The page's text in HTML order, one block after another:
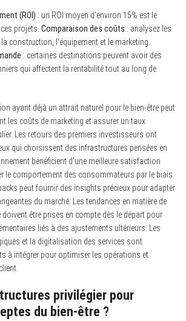
(ROI) : un ROI moyen d’environ 15% est le
projets. Comparaison des coûts : analysez les
construction, l’équipement et le marketing.
: certaines destinations peuvent avoir des
qui affectent la rentabilité tout au long de
ayant déjà un attrait naturel pour le bien-être peut
les coûts de marketing et assurer un taux
Les retours des premiers investisseurs ont
qui choisissent des infrastructures pensées en
bénéficient d’une meilleure satisfaction
le comportement des consommateurs par le biais
peut fournir des insights précieux pour adapter
du marché. Les tendances en matière de
doivent être prises en compte dès le départ pour
liés à des ajustements ultérieurs. Les
et la digitalisation des services sont
à intégrer pour optimiser les opérations et
privilégier pour
du bien-être ?